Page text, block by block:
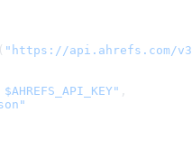
( " https://api.ahrefs.com/
,